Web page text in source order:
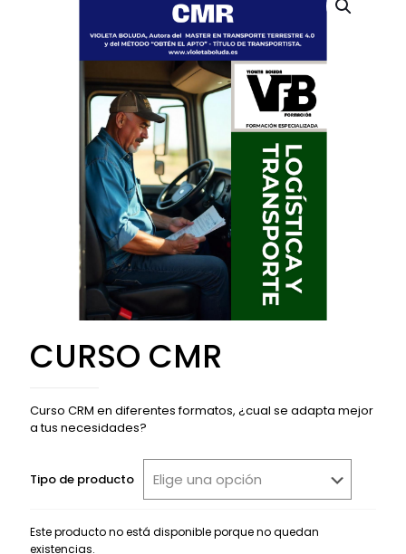
CURSO CMR
Curso CRM en diferentes formatos, ¿cual se adapta mejor
a tus necesidades?
Tipo de producto
Este producto no está disponible porque no quedan
existencias.